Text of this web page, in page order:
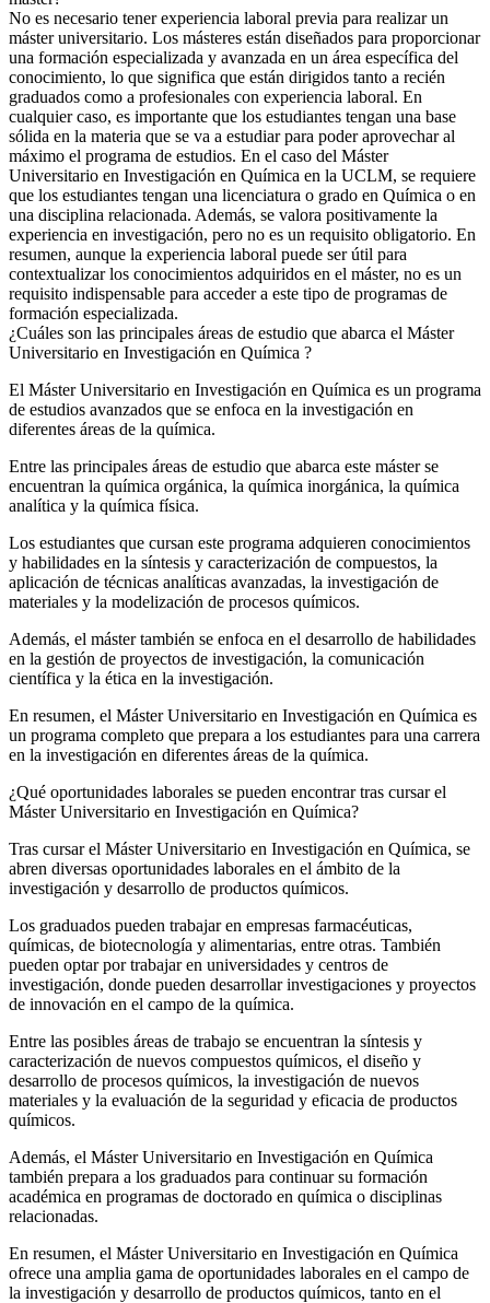
No es necesario tener experiencia laboral previa para realizar un
máster universitario. Los másteres están diseñados para proporcionar
una formación especializada y avanzada en un área específica del
conocimiento, lo que significa que están dirigidos tanto a recién
graduados como a profesionales con experiencia laboral. En
cualquier caso, es importante que los estudiantes tengan una base
sólida en la materia que se va a estudiar para poder aprovechar al
máximo el programa de estudios. En el caso del Máster
Universitario en Investigación en Química en la UCLM, se requiere
que los estudiantes tengan una licenciatura o grado en Química o en
una disciplina relacionada. Además, se valora positivamente la
experiencia en investigación, pero no es un requisito obligatorio. En
resumen, aunque la experiencia laboral puede ser útil para
contextualizar los conocimientos adquiridos en el máster, no es un
requisito indispensable para acceder a este tipo de programas de
formación especializada.
¿Cuáles son las principales áreas de estudio que abarca el Máster
Universitario en Investigación en Química ?
El Máster Universitario en Investigación en Química es un programa
de estudios avanzados que se enfoca en la investigación en
diferentes áreas de la química.
Entre las principales áreas de estudio que abarca este máster se
encuentran la química orgánica, la química inorgánica, la química
analítica y la química física.
Los estudiantes que cursan este programa adquieren conocimientos
y habilidades en la síntesis y caracterización de compuestos, la
aplicación de técnicas analíticas avanzadas, la investigación de
materiales y la modelización de procesos químicos.
Además, el máster también se enfoca en el desarrollo de habilidades
en la gestión de proyectos de investigación, la comunicación
científica y la ética en la investigación.
En resumen, el Máster Universitario en Investigación en Química es
un programa completo que prepara a los estudiantes para una carrera
en la investigación en diferentes áreas de la química.
¿Qué oportunidades laborales se pueden encontrar tras cursar el
Máster Universitario en Investigación en Química?
Tras cursar el Máster Universitario en Investigación en Química, se
abren diversas oportunidades laborales en el ámbito de la
investigación y desarrollo de productos químicos.
Los graduados pueden trabajar en empresas farmacéuticas,
químicas, de biotecnología y alimentarias, entre otras. También
pueden optar por trabajar en universidades y centros de
investigación, donde pueden desarrollar investigaciones y proyectos
de innovación en el campo de la química.
Entre las posibles áreas de trabajo se encuentran la síntesis y
caracterización de nuevos compuestos químicos, el diseño y
desarrollo de procesos químicos, la investigación de nuevos
materiales y la evaluación de la seguridad y eficacia de productos
químicos.
Además, el Máster Universitario en Investigación en Química
también prepara a los graduados para continuar su formación
académica en programas de doctorado en química o disciplinas
relacionadas.
En resumen, el Máster Universitario en Investigación en Química
ofrece una amplia gama de oportunidades laborales en el campo de
la investigación y desarrollo de productos químicos, tanto en el